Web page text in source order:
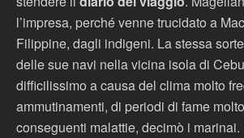
l’impresa, perché venne trucidato a
Filippine, dagli indigeni. La stessa
delle sue navi nella vicina isola di
difficilissimo a causa del clima molto
ammutinamenti, di periodi di fame
conseguenti malattie, decimò i